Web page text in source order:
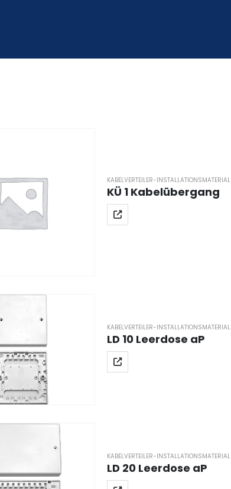
KABELVERTEILER-INSTALLATIONSMATERIAL
KÜ 1 Kabelübergang
KABELVERTEILER-INSTALLATIONSMATERIAL
LD 10 Leerdose aP
KABELVERTEILER-INSTALLATIONSMATERIAL
LD 20 Leerdose aP